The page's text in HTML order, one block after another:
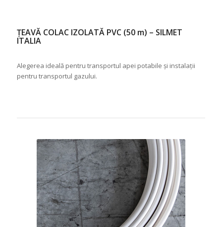
ȚEAVĂ COLAC IZOLATĂ PVC (50 m) – SILMET
ITALIA
Alegerea ideală pentru transportul apei potabile și instalații
pentru transportul gazului.